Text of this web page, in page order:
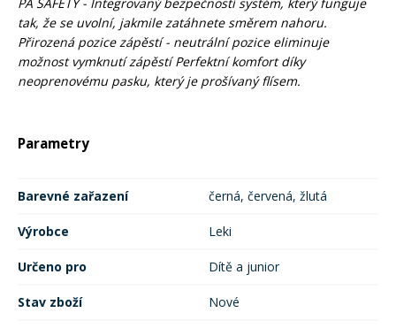
tak, že se uvolní, jakmile zatáhnete směrem nahoru.
Přirozená pozice zápěstí - neutrální pozice eliminuje
možnost vymknutí zápěstí Perfektní komfort díky
neoprenovému pasku, který je prošívaný flísem.
Parametry
Barevné zařazení černá, červená, žlutá
Výrobce Leki
Určeno pro Dítě a junior
Stav zboží Nové